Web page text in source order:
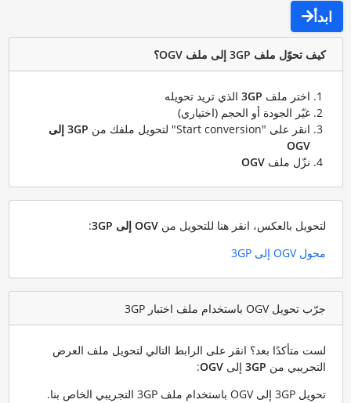
ابدأ
كيف تحوّل ملف 3GP إلى ملف OGV؟
اختر ملف 3GPالذي تريد تحويله
غيّر الجودة أو الحجم (اختياري)
انقر على "Start conversion" لتحويل ملفك من
3GP إلى
OGV
نزّل ملف OGV
لتحويل بالعكس، انقر هنا للتحويل من OGV إلى 3GP
:
محول OGV إلى 3GP
جرّب تحويل OGV باستخدام ملف اختبار 3GP
لست متأكدًا بعد؟ انقر على الرابط التالي لتحويل ملف العرض
التجريبي من 3GPإلى OGV
:
تحويل 3GP إلى OGV باستخدام ملف 3GP التجريبي الخاص بنا
.